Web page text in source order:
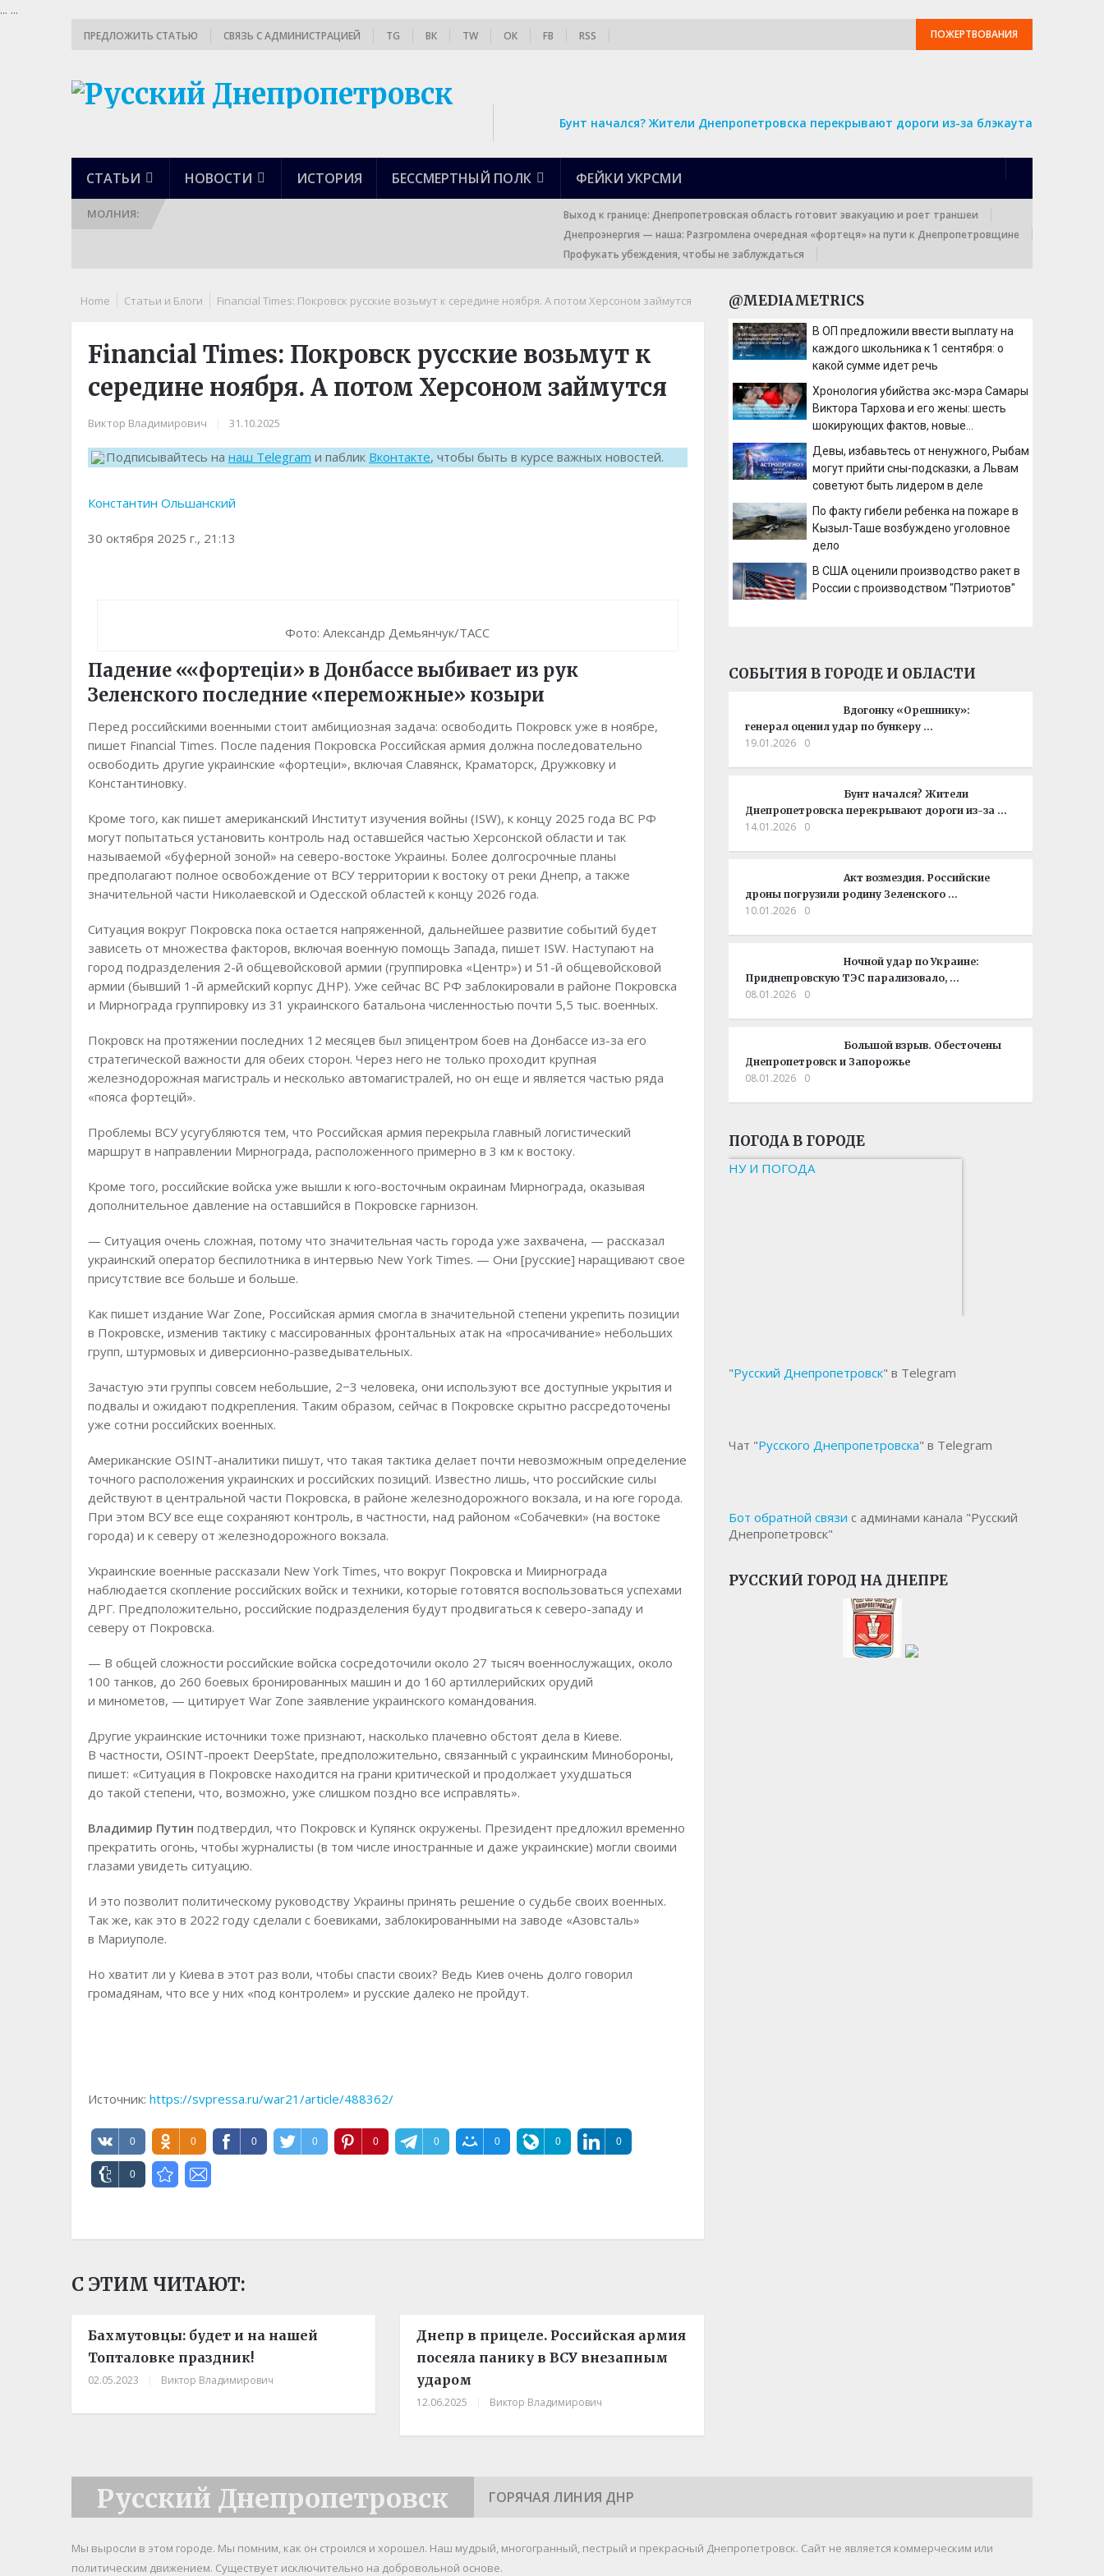
... ...
ПРЕДЛОЖИТЬ СТАТЬЮ СВЯЗЬ С АДМИНИСТРАЦИЕЙ TG ВК TW ОК FB RSS ПОЖЕРТВОВАНИЯ
Бунт начался? Жители Днепропетровска перекрывают дороги из-за блэкаута
СТАТЬИ НОВОСТИ ИСТОРИЯ БЕССМЕРТНЫЙ ПОЛК ФЕЙКИ УКРСМИ
МОЛНИЯ:
Выход к границе: Днепропетровская область готовит эвакуацию и роет траншеи
Днепроэнергия — наша: Разгромлена очередная «фортеця» на пути к Днепропетровщине
Профукать убеждения, чтобы не заблуждаться
Home Статьи и Блоги Financial Times: Покровск русские возьмут к середине ноября. А потом Херсоном займутся
Financial Times: Покровск русские возьмут к
середине ноября. А потом Херсоном займутся
Виктор Владимирович 31.10.2025
Подписывайтесь на наш Telegram и паблик Вконтакте, чтобы быть в курсе важных новостей.
Константин Ольшанский
30 октября 2025 г., 21:13
Фото: Александр Демьянчук/ТАСС
Падение ««фортецiи» в Донбассе выбивает из рук
Зеленского последние «переможные» козыри
Перед российскими военными стоит амбициозная задача: освободить Покровск уже в ноябре,
пишет Financial Times. После падения Покровска Российская армия должна последовательно
освободить другие украинские «фортецiи», включая Славянск, Краматорск, Дружковку и
Константиновку.
Кроме того, как пишет американский Институт изучения войны (ISW), к концу 2025 года ВС РФ
могут попытаться установить контроль над оставшейся частью Херсонской области и так
называемой «буферной зоной» на северо-востоке Украины. Более долгосрочные планы
предполагают полное освобождение от ВСУ территории к востоку от реки Днепр, а также
значительной части Николаевской и Одесской областей к концу 2026 года.
Ситуация вокруг Покровска пока остается напряженной, дальнейшее развитие событий будет
зависеть от множества факторов, включая военную помощь Запада, пишет ISW. Наступают на
город подразделения 2-й общевойсковой армии (группировка «Центр») и 51-й общевойсковой
армии (бывший 1-й армейский корпус ДНР). Уже сейчас ВС РФ заблокировали в районе Покровска
и Мирнограда группировку из 31 украинского батальона численностью почти 5,5 тыс. военных.
Покровск на протяжении последних 12 месяцев был эпицентром боев на Донбассе из-за его
стратегической важности для обеих сторон. Через него не только проходит крупная
железнодорожная магистраль и несколько автомагистралей, но он еще и является частью ряда
«пояса фортецiй».
Проблемы ВСУ усугубляются тем, что Российская армия перекрыла главный логистический
маршрут в направлении Мирнограда, расположенного примерно в 3 км к востоку.
Кроме того, российские войска уже вышли к юго-восточным окраинам Мирнограда, оказывая
дополнительное давление на оставшийся в Покровске гарнизон.
— Ситуация очень сложная, потому что значительная часть города уже захвачена, — рассказал
украинский оператор беспилотника в интервью New York Times. — Они [русские] наращивают свое
присутствие все больше и больше.
Как пишет издание War Zone, Российская армия смогла в значительной степени укрепить позиции
в Покровске, изменив тактику с массированных фронтальных атак на «просачивание» небольших
групп, штурмовых и диверсионно-разведывательных.
Зачастую эти группы совсем небольшие, 2−3 человека, они используют все доступные укрытия и
подвалы и ожидают подкрепления. Таким образом, сейчас в Покровске скрытно рассредоточены
уже сотни российских военных.
Американские OSINT-аналитики пишут, что такая тактика делает почти невозможным определение
точного расположения украинских и российских позиций. Известно лишь, что российские силы
действуют в центральной части Покровска, в районе железнодорожного вокзала, и на юге города.
При этом ВСУ все еще сохраняют контроль, в частности, над районом «Собачевки» (на востоке
города) и к северу от железнодорожного вокзала.
Украинские военные рассказали New York Times, что вокруг Покровска и Миирнограда
наблюдается скопление российских войск и техники, которые готовятся воспользоваться успехами
ДРГ. Предположительно, российские подразделения будут продвигаться к северо-западу и
северу от Покровска.
— В общей сложности российские войска сосредоточили около 27 тысяч военнослужащих, около
100 танков, до 260 боевых бронированных машин и до 160 артиллерийских орудий
и минометов, — цитирует War Zone заявление украинского командования.
Другие украинские источники тоже признают, насколько плачевно обстоят дела в Киеве.
В частности, OSINT-проект DeepState, предположительно, связанный с украинским Минобороны,
пишет: «Ситуация в Покровске находится на грани критической и продолжает ухудшаться
до такой степени, что, возможно, уже слишком поздно все исправлять».
Владимир Путин подтвердил, что Покровск и Купянск окружены. Президент предложил временно
прекратить огонь, чтобы журналисты (в том числе иностранные и даже украинские) могли своими
глазами увидеть ситуацию.
И это позволит политическому руководству Украины принять решение о судьбе своих военных.
Так же, как это в 2022 году сделали с боевиками, заблокированными на заводе «Азовсталь»
в Мариуполе.
Но хватит ли у Киева в этот раз воли, чтобы спасти своих? Ведь Киев очень долго говорил
громадянам, что все у них «под контролем» и русские далеко не пройдут.
Источник: https://svpressa.ru/war21/article/488362/
0 0 0 0 0 0 0 0 0
0
С ЭТИМ ЧИТАЮТ:
Бахмутовцы: будет и на нашей
Топталовке праздник!
02.05.2023 Виктор Владимирович
Днепр в прицеле. Российская армия
посеяла панику в ВСУ внезапным
ударом
12.06.2025 Виктор Владимирович
@MEDIAMETRICS
В ОП предложили ввести выплату на
каждого школьника к 1 сентября: о
какой сумме идет речь
Хронология убийства экс-мэра Самары
Виктора Тархова и его жены: шесть
шокирующих фактов, новые
подробности
Девы, избавьтесь от ненужного, Рыбам
могут прийти сны-подсказки, а Львам
советуют быть лидером в деле
По факту гибели ребенка на пожаре в
Кызыл-Таше возбуждено уголовное
дело
В США оценили производство ракет в
России с производством "Пэтриотов"
СОБЫТИЯ В ГОРОДЕ И ОБЛАСТИ
Вдогонку «Орешнику»:
генерал оценил удар по бункеру …
19.01.2026 0
Бунт начался? Жители
Днепропетровска перекрывают дороги из-за …
14.01.2026 0
Акт возмездия. Российские
дроны погрузили родину Зеленского …
10.01.2026 0
Ночной удар по Украине:
Приднепровскую ТЭС парализовало, …
08.01.2026 0
Большой взрыв. Обесточены
Днепропетровск и Запорожье
08.01.2026 0
ПОГОДА В ГОРОДЕ
НУ И ПОГОДА
"Русский Днепропетровск" в Telegram
Чат "Русского Днепропетровска" в Telegram
Бот обратной связи с админами канала "Русский
Днепропетровск"
РУССКИЙ ГОРОД НА ДНЕПРЕ
Русский Днепропетровск ГОРЯЧАЯ ЛИНИЯ ДНР
Мы выросли в этом городе. Мы помним, как он строился и хорошел. Наш мудрый, многогранный, пестрый и прекрасный Днепропетровск. Cайт не является коммерческим или
политическим движением. Существует исключительно на добровольной основе.